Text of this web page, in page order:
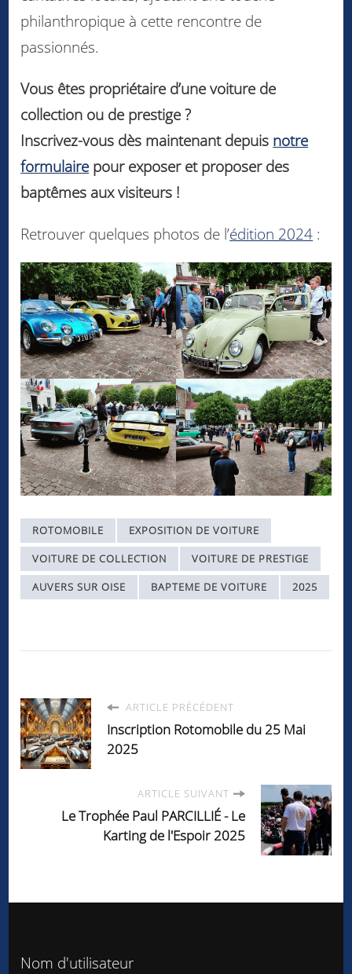
philanthropique à cette rencontre de
passionnés.
Vous êtes propriétaire d’une voiture de
collection ou de prestige ?
Inscrivez-vous dès maintenant depuis notre
formulaire pour exposer et proposer des
baptêmes aux visiteurs !
Retrouver quelques photos de l’édition 2024 :
ROTOMOBILE
EXPOSITION DE VOITURE
VOITURE DE COLLECTION
VOITURE DE PRESTIGE
AUVERS SUR OISE
BAPTEME DE VOITURE 2025
ARTICLE PRÉCÉDENT
Inscription Rotomobile du 25 Mai
2025
ARTICLE SUIVANT
Le Trophée Paul PARCILLIÉ - Le
Karting de l'Espoir 2025
Nom d'utilisateur